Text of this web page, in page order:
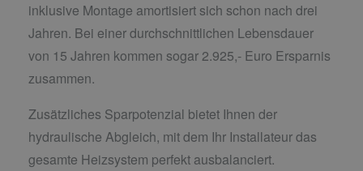
inklusive Montage amortisiert sich schon nach drei
Jahren. Bei einer durchschnittlichen Lebensdauer
von 15 Jahren kommen sogar 2.925,- Euro Ersparnis
zusammen.
Zusätzliches Sparpotenzial bietet Ihnen der
hydraulische Abgleich, mit dem Ihr Installateur das
gesamte Heizsystem perfekt ausbalanciert.